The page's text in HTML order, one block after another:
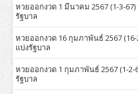
หวยออกงวด 1 มีนาคม 2567 (1-3-
รัฐบาล
หวยออกงวด 16 กุมภาพันธ์ 2567
แบ่งรัฐบาล
หวยออกงวด 1 กุมภาพันธ์ 2567 (1-
รัฐบาล